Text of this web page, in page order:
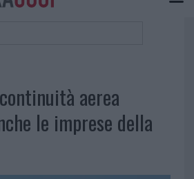
aerea
le imprese della